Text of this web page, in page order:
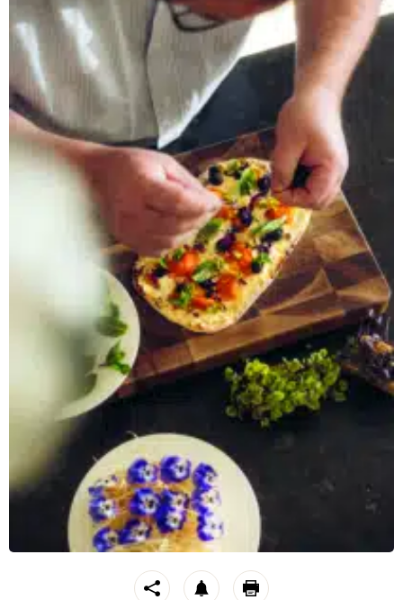
https://stroeck.at/neuigkeiten/backen-mit-pierre-